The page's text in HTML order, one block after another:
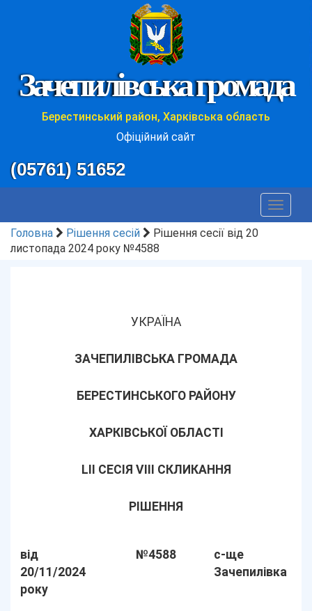
Зачепилівська громада
Берестинський район, Харківська область
Офіційний сайт
(05761) 51652
Toggle
Головна
Рішення сесій
Рішення сесії від 20
листопада 2024 року №4588
УКРАЇНА
ЗАЧЕПИЛІВСЬКА ГРОМАДА
БЕРЕСТИНСЬКОГО РАЙОНУ
ХАРКІВСЬКОЇ ОБЛАСТІ
LІІ СЕСІЯ VIII СКЛИКАННЯ
РІШЕННЯ
від
20/11/2024
року
№4588
с-ще
Зачепилівка